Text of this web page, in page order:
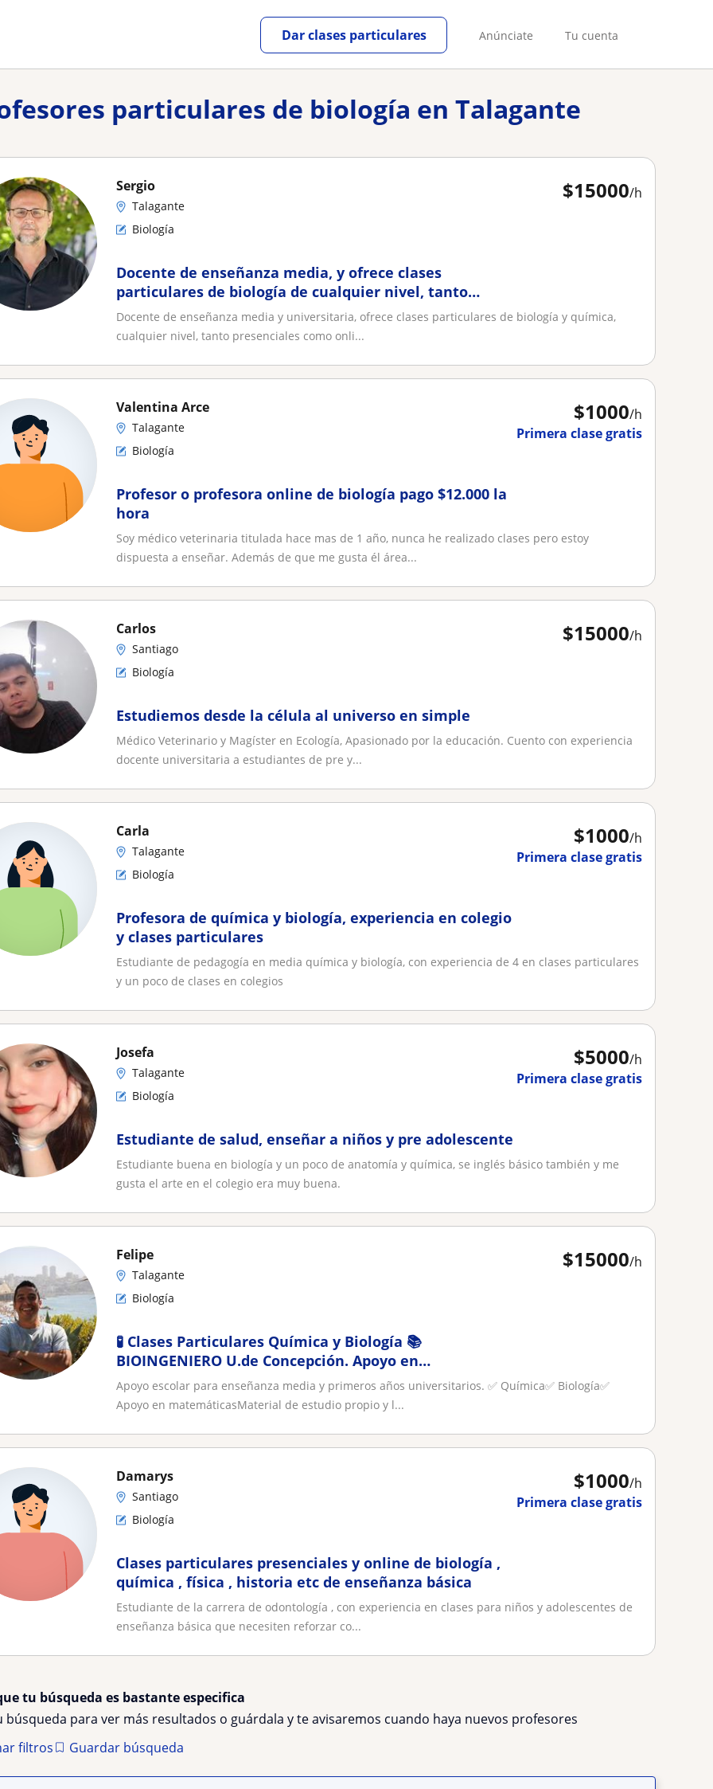
Anúnciate Tu cuenta
Dar clases particulares
particulares de biología en Talagante
$15000/h
Sergio
Talagante
Biología
Docente de enseñanza media, y ofrece clases
particulares de biología de cualquier nivel, tanto
presenciales como online en sector de Padre Hurtado,
Peñaflor y Talagante
Docente de enseñanza media y universitaria, ofrece clases particulares de biología y química,
cualquier nivel, tanto presenciales como onli...
$1000/h
Primera clase gratis
Valentina Arce
Talagante
Biología
Profesor o profesora online de biología pago $12.000 la
hora
Soy médico veterinaria titulada hace mas de 1 año, nunca he realizado clases pero estoy
dispuesta a enseñar. Además de que me gusta él área...
$15000/h
Carlos
Santiago
Biología
Estudiemos desde la célula al universo en simple
Médico Veterinario y Magíster en Ecología, Apasionado por la educación. Cuento con experiencia
docente universitaria a estudiantes de pre y...
$1000/h
Primera clase gratis
Carla
Talagante
Biología
Profesora de química y biología, experiencia en colegio
y clases particulares
Estudiante de pedagogía en media química y biología, con experiencia de 4 en clases particulares
y un poco de clases en colegios
$5000/h
Primera clase gratis
Josefa
Talagante
Biología
Estudiante de salud, enseñar a niños y pre adolescente
Estudiante buena en biología y un poco de anatomía y química, se inglés básico también y me
gusta el arte en el colegio era muy buena.
$15000/h
Felipe
Talagante
Biología
🧪 Clases Particulares Química y Biología 📚
BIOINGENIERO U.de Concepción. Apoyo en
Matemáticas
Apoyo escolar para enseñanza media y primeros años universitarios. ✅ Química✅ Biología✅
Apoyo en matemáticasMaterial de estudio propio y l...
$1000/h
Primera clase gratis
Damarys
Santiago
Biología
Clases particulares presenciales y online de biología ,
química , física , historia etc de enseñanza básica
Estudiante de la carrera de odontología , con experiencia en clases para niños y adolescentes de
enseñanza básica que necesiten reforzar co...
tu búsqueda es bastante especifica
búsqueda para ver más resultados o guárdala y te avisaremos cuando haya nuevos profesores
filtros
Guardar búsqueda